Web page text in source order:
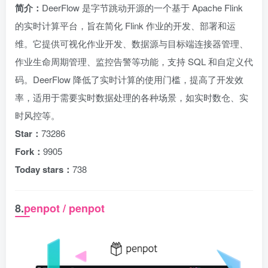
简介： DeerFlow 是字节跳动开源的一个基于 Apache Flink
的实时计算平台，旨在简化 Flink 作业的开发、部署和运
维。它提供可视化作业开发、数据源与目标端连接器管理、
作业生命周期管理、监控告警等功能，支持 SQL 和自定义代
码。DeerFlow 降低了实时计算的使用门槛，提高了开发效
率，适用于需要实时数据处理的各种场景，如实时数仓、实
时风控等。
Star： 73286
Fork： 9905
Today stars： 738
8.penpot / penpot